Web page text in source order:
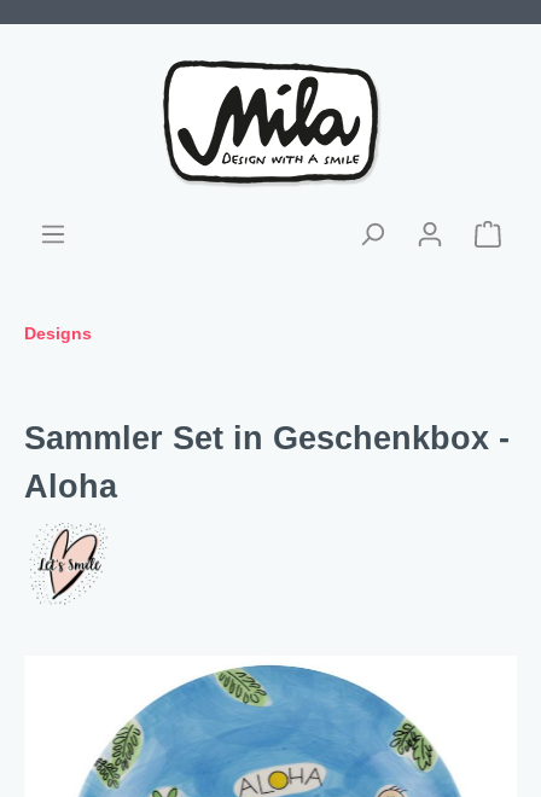
Designs
Sammler Set in Geschenkbox -
Aloha